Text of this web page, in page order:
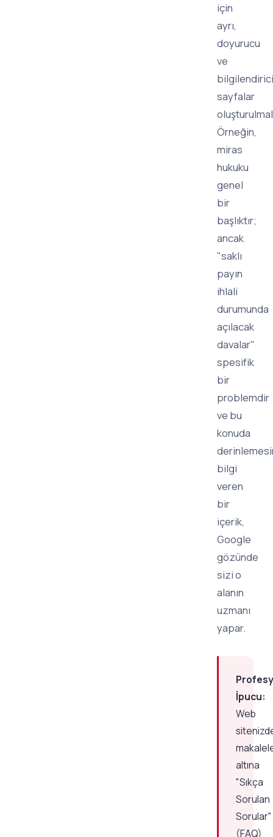
için
ayrı,
doyurucu
ve
bilgilendirici
sayfalar
Örneğin,
miras
hukuku
genel
bir
başlıktır;
ancak
"saklı
payın
ihlali
durumunda
açılacak
davalar"
spesifik
bir
problemdir
ve bu
konuda
bilgi
veren
bir
içerik,
Google
gözünde
sizi o
alanın
uzmanı
yapar.
İpucu:
Web
altına
"Sıkça
Sorulan
Sorular"
(FAQ)